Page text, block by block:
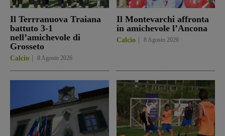
Il Terrranuova Traiana
battuto 3-1
nell’amichevole di
Grosseto
Calcio 8 Agosto 2026
Il Montevarchi affronta
in amichevole l’Ancona
Calcio 8 Agosto 2026